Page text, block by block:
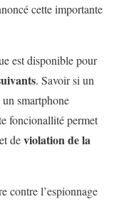
cette importante
est disponible pour
. Savoir si un
smartphone
foncionallité permet
et deviolation de la
contre l’espionnage